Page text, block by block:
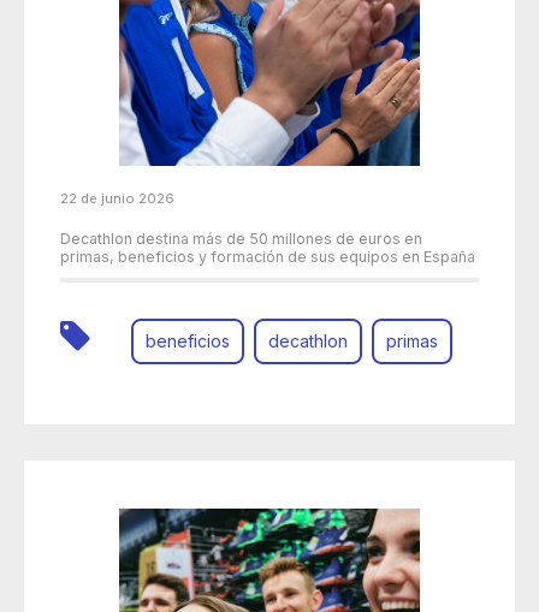
22 de junio 2026
Decathlon destina más de 50 millones de euros en
primas, beneficios y formación de sus equipos en España
beneficios decathlon primas